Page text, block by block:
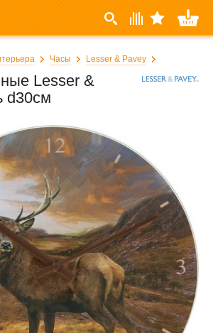
Часы Lesser & Pavey
Lesser &
d30см